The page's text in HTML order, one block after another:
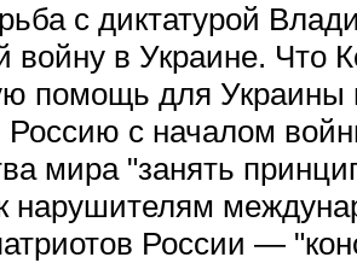
с диктатурой
войну в Украине. Что
помощь для Украины
с началом
мира "занять
нарушителям
России —